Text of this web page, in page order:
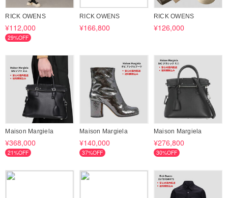
RICK OWENS
¥112,000
29%OFF
RICK OWENS
¥166,800
RICK OWENS
¥126,000
Maison Margiela
¥368,000
21%OFF
Maison Margiela
¥140,000
37%OFF
Maison Margiela
¥276,800
30%OFF